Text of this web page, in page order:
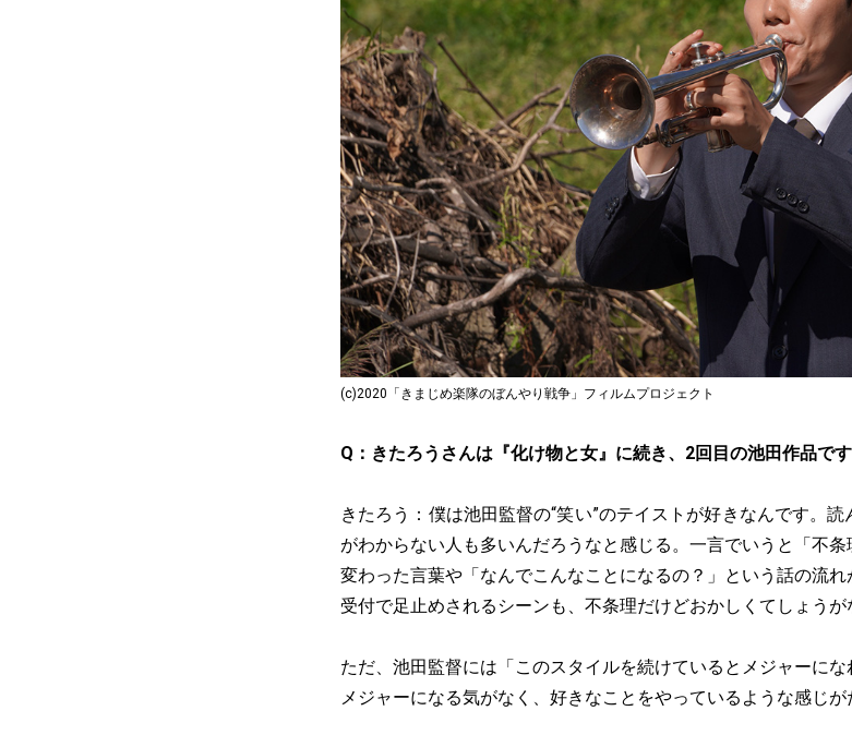
(c)2020「きまじめ楽隊のぼんやり戦争」フィルムプロジェクト
Q：きたろうさんは『化け物と女』に続き、2回目の池田作品です
きたろう：僕は池田監督の“笑い”のテイストが好きなんです。
がわからない人も多いんだろうなと感じる。一言でいうと「不条
変わった言葉や「なんでこんなことになるの？」という話の流
受付で足止めされるシーンも、不条理だけどおかしくてしょうが
ただ、池田監督には「このスタイルを続けているとメジャーにな
メジャーになる気がなく、好きなことをやっているような感じが